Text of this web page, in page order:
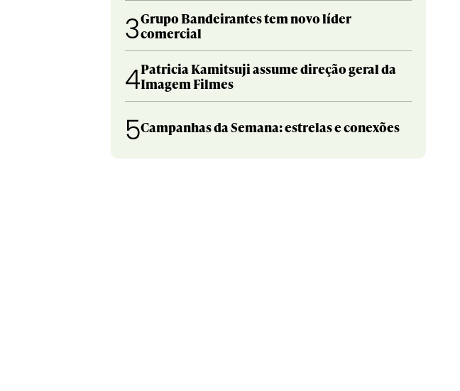
3Grupo Bandeirantes tem novo líder
comercial
4Patricia Kamitsuji assume direção geral da
Imagem Filmes
5Campanhas da Semana: estrelas e conexões